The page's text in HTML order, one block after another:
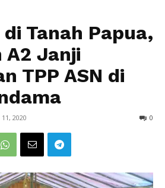
Tanah Papua,
A2 Janji
TPP ASN di
2020 0